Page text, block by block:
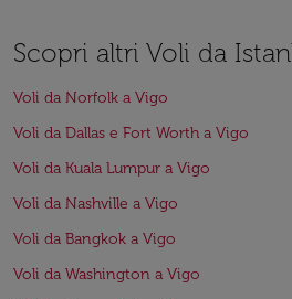
Scopri altri Voli da
Voli da Norfolk a Vigo
Voli da Dallas e Fort Worth a Vigo
Voli da Kuala Lumpur a Vigo
Voli da Nashville a Vigo
Voli da Bangkok a Vigo
Voli da Washington a Vigo